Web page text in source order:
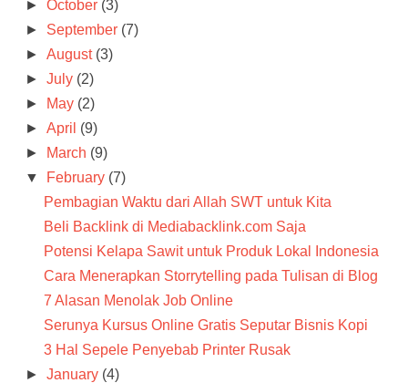
►October (3)
► September (7)
►August (3)
►July (2)
►
May (2)
►April (9)
►
March (9)
▼
February (7)
Pembagian Waktu dari Allah SWT untuk Kita
Beli Backlink di Mediabacklink.com Saja
Potensi Kelapa Sawit untuk Produk Lokal Indonesia
Cara Menerapkan Storrytelling pada Tulisan di Blog
7 Alasan Menolak Job Online
Serunya Kursus Online Gratis Seputar Bisnis Kopi
3 Hal Sepele Penyebab Printer Rusak
►January (4)